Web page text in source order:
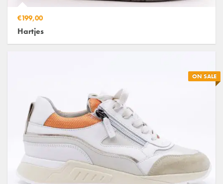
€199,00
Hartjes
ON SALE